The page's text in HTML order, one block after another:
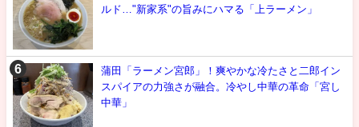
ルド…"新家系"の旨みにハマる「上ラーメン」
蒲田「ラーメン宮郎」！爽やかな冷たさと二郎イン
スパイアの力強さが融合。冷やし中華の革命「宮し
中華」